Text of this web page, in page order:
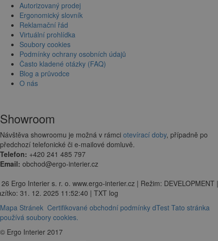
Autorizovaný prodej
Ergonomický slovník
Reklamační řád
Virtuální prohlídka
Soubory cookies
Podmínky ochrany osobních údajů
Často kladené otázky (FAQ)
Blog a průvodce
O nás
Showroom
Návštěva showroomu je možná v rámci otevírací doby, případně po
předchozí telefonické či e-mailové domluvě.
Telefon: +420 241 485 797
Email: obchod@ergo-interier.cz
Ergo Interier s. r. o. www.ergo-interier.cz | Režim: DEVELOPMENT |
31. 12. 2025 11:52:40 | TXT log
Mapa Stránek Certifikované obchodní podmínky dTest Tato stránka
používá soubory cookies.
© Ergo Interier 2017